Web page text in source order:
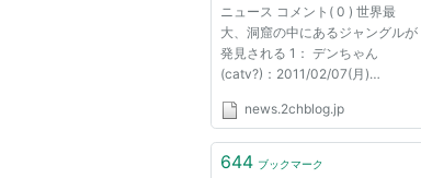
ニュース コメント( 0 ) 世界最
大、洞窟の中にあるジャングルが
発見される 1： デンちゃん
(catv?)：2011/02/07(月)
ナム中部にある「ソンドン洞窟」
いうことが確認されました。 20
news.2chblog.jp
644 ブックマーク